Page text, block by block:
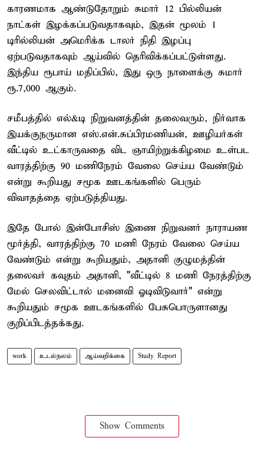
காரணமாக ஆண்டுதோறும் சுமார் 12 பில்லியன்
நாட்கள் இழக்கப்படுவதாகவும், இதன் மூலம் 1
டிரில்லியன் அமெரிக்க டாலர் நிதி இழப்பு
ஏற்படுவதாகவும் ஆய்வில் தெரிவிக்கப்பட்டுள்ளது.
இந்திய ரூபாய் மதிப்பில், இது ஒரு நாளைக்கு சுமார்
ரூ.7,000 ஆகும்.
சமீபத்தில் எல்&டி நிறுவனத்தின் தலைவரும், நிர்வாக
இயக்குநருமான எஸ்.என்.சுப்பிரமணியன், ஊழியர்கள்
வீட்டில் உட்காருவதை விட ஞாயிற்றுக்கிழமை உள்பட
வாரத்திற்கு 90 மணிநேரம் வேலை செய்ய வேண்டும்
என்று கூறியது சமூக ஊடகங்களில் பெரும்
விவாதத்தை ஏற்படுத்தியது.
இதே போல் இன்போசிஸ் இணை நிறுவனர் நாராயண
மூர்த்தி, வாரத்திற்கு 70 மணி நேரம் வேலை செய்ய
வேண்டும் என்று கூறியதும், அதானி குழுமத்தின்
தலைவர் கவுதம் அதானி, "வீட்டில் 8 மணி நேரத்திற்கு
மேல் செலவிட்டால் மனைவி ஓடிவிடுவார்" என்று
கூறியதும் சமூக ஊடகங்களில் பேசுபொருளானது
குறிப்பிடத்தக்கது.
work உடல்நலம் ஆய்வறிக்கை Study Report
Show Comments